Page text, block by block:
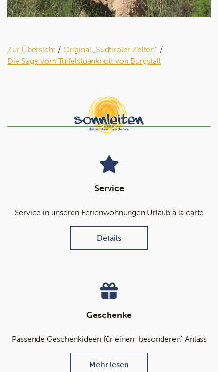
Zur Übersicht
Original „Südtiroler Zelten“
Die Sage vom Tuifelstuanknott von Burgstall
Service
Service in unseren Ferienwohnungen Urlaub à la carte
Details
Geschenke
Passende Geschenkideen für einen "besonderen" Anlass
Mehr lesen